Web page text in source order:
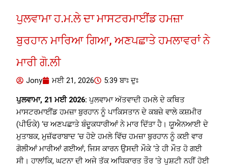
ਪੁਲਵਾਮਾ ਹ.ਮ.ਲੇ ਦਾ ਮਾਸਟਰਮਾਈਂਡ ਹਮਜ਼ਾ
ਬੁਰਹਾਨ ਮਾਰਿਆ ਗਿਆ, ਅਣਪਛਾਤੇ ਹਮਲਾਵਰਾਂ ਨੇ
ਮਾਰੀ ਗੋ.ਲੀ
Jony ਮਈ 21, 2026 5:39 ਬਾਃ ਦੁਃ
ਪੁਲਵਾਮਾ, 21 ਮਈ 2026: ਪੁਲਵਾਮਾ ਅੱਤਵਾਦੀ ਹਮਲੇ ਦੇ ਕਥਿਤ
ਮਾਸਟਰਮਾਈਂਡ ਹਮਜ਼ਾ ਬੁਰਹਾਨ ਨੂੰ ਪਾਕਿਸਤਾਨ ਦੇ ਕਬਜ਼ੇ ਵਾਲੇ ਕਸ਼ਮੀਰ
(ਪੀਓਕੇ) ‘ਚ ਅਣਪਛਾਤੇ ਬੰਦੂਕਧਾਰੀਆਂ ਨੇ ਮਾਰ ਦਿੱਤਾ ਹੈ। ਯੂਐਨਆਈ ਦੇ
ਮੁਤਾਬਕ, ਮੁਜ਼ੱਫਰਾਬਾਦ ‘ਚ ਹੋਏ ਹਮਲੇ ਵਿੱਚ ਹਮਜ਼ਾ ਬੁਰਹਾਨ ਨੂੰ ਕਈ ਵਾਰ
ਗੋਲੀਆਂ ਮਾਰੀਆਂ ਗਈਆਂ, ਜਿਸ ਕਾਰਨ ਉਸਦੀ ਮੌਕੇ ‘ਤੇ ਹੀ ਮੌਤ ਹੋ ਗਈ
ਸੀ। ਹਾਲਾਂਕਿ, ਘਟਨਾ ਦੀ ਅਜੇ ਤੱਕ ਅਧਿਕਾਰਤ ਤੌਰ ‘ਤੇ ਪੁਸ਼ਟੀ ਨਹੀਂ ਹੋਈ